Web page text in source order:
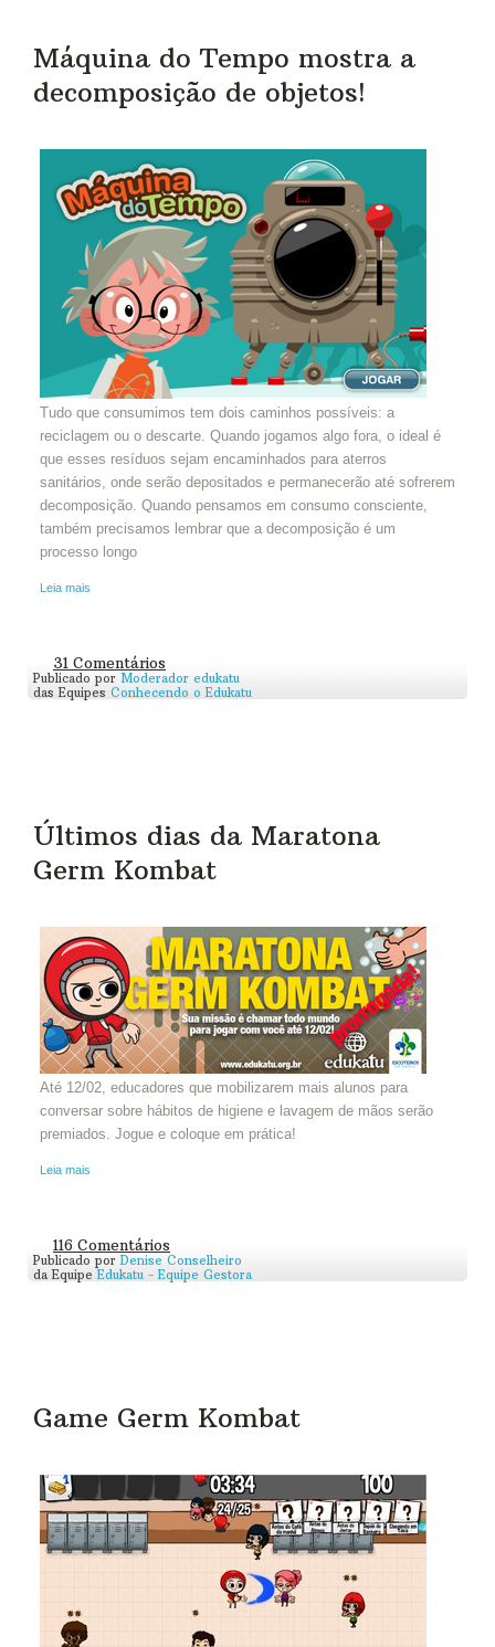
Máquina do Tempo mostra a
decomposição de objetos!
Tudo que consumimos tem dois caminhos possíveis: a
reciclagem ou o descarte. Quando jogamos algo fora, o ideal é
que esses resíduos sejam encaminhados para aterros
sanitários, onde serão depositados e permanecerão até sofrerem
decomposição. Quando pensamos em consumo consciente,
também precisamos lembrar que a decomposição é um
processo longo
Leia mais
31 Comentários
Publicado por Moderador edukatu
das Equipes Conhecendo o Edukatu
Últimos dias da Maratona
Germ Kombat
Até 12/02, educadores que mobilizarem mais alunos para
conversar sobre hábitos de higiene e lavagem de mãos serão
premiados. Jogue e coloque em prática!
Leia mais
116 Comentários
Publicado por Denise Conselheiro
da Equipe Edukatu - Equipe Gestora
Game Germ Kombat